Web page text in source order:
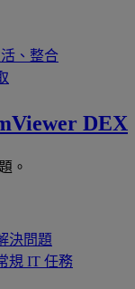
、整合
DEX
。
決問題
規 IT 任務